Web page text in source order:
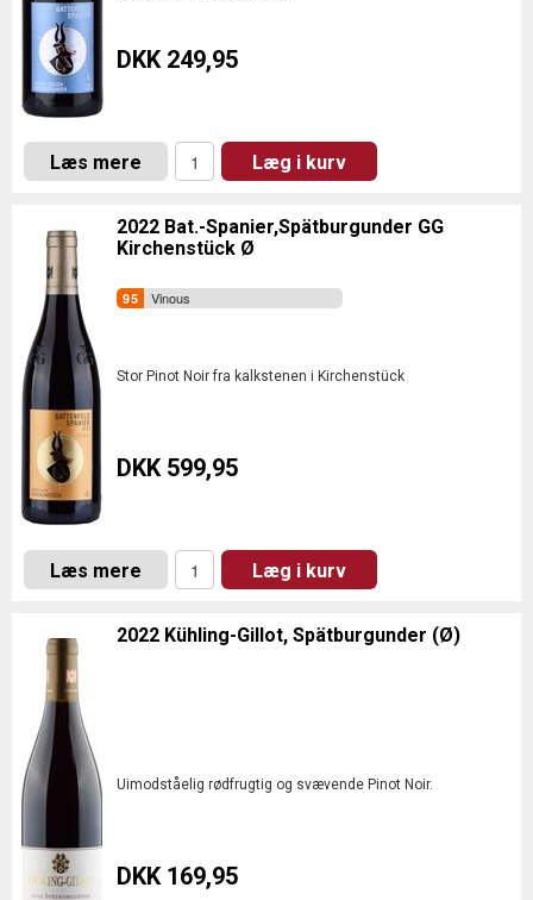
DKK 249,95
Læs mere Læg i kurv
2022 Bat.-Spanier,Spätburgunder GG
Kirchenstück Ø
Vinous
Stor Pinot Noir fra kalkstenen i Kirchenstück
DKK 599,95
Læs mere Læg i kurv
2022 Kühling-Gillot, Spätburgunder (Ø)
Uimodståelig rødfrugtig og svævende Pinot Noir.
DKK 169,95